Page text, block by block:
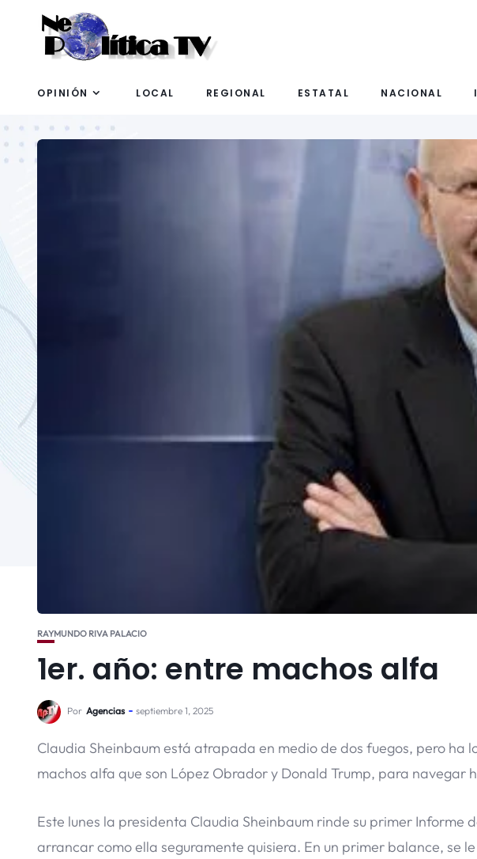
OPINIÓN LOCAL REGIONAL ESTATAL NACIONAL
RAYMUNDO RIVA PALACIO
1er. año: entre machos alfa
Por Agencias septiembre 1, 2025
Claudia Sheinbaum está atrapada en medio de dos fuegos, pero ha
machos alfa que son López Obrador y Donald Trump, para navegar
Este lunes la presidenta Claudia Sheinbaum rinde su primer Informe
arrancar como ella seguramente quisiera. En un primer balance, se